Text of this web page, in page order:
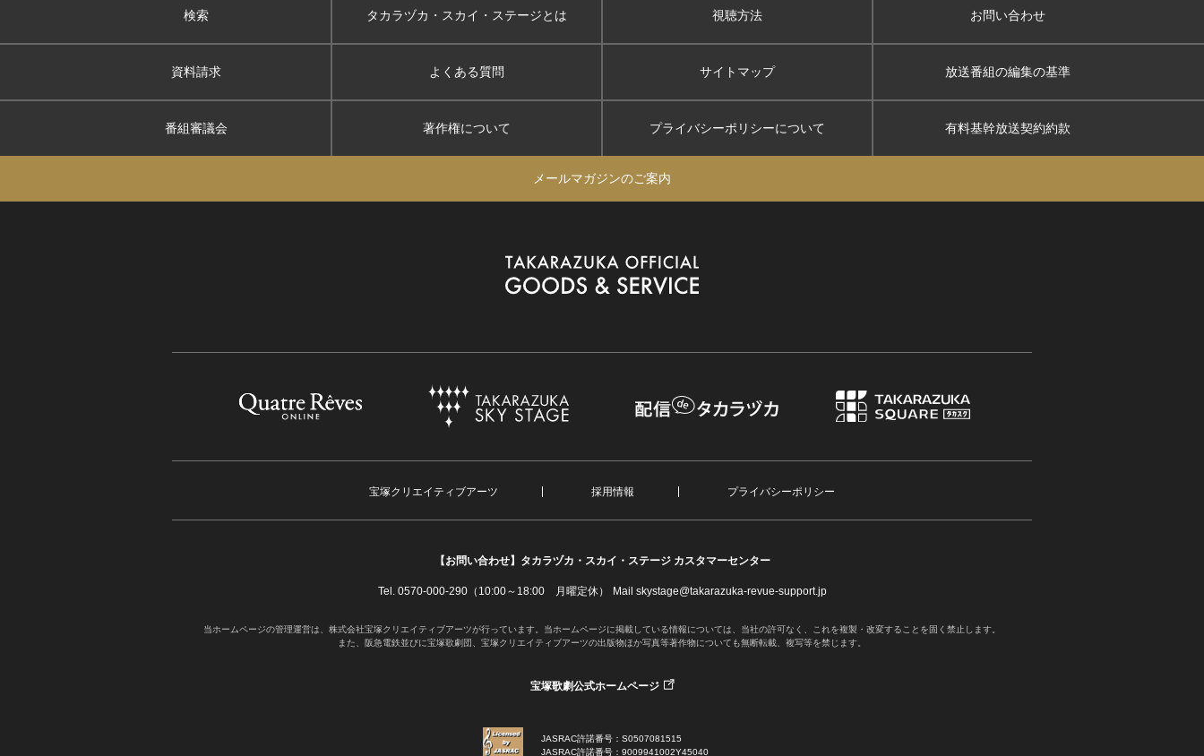
検索 タカラヅカ・スカイ ・ステージとは 視聴方法 お問い合わせ
資料請求 よくある質問 サイトマップ 放送番組の編集の基準
番組審議会 著作権について プライバシーポリシーについて 有料基幹放送契約約款
メールマガジンのご案内
宝塚クリエイティブアーツ 採用情報 プライバシーポリシー
【お問い合わせ】 タカラヅカ・スカイ・ステージ カスタマーセンター
Tel. 0570-000-290（10:00～18:00 月曜定休） Mail skystage@takarazuka-revue-support.jp
当ホームページの管理運営は、株式会社宝塚クリエイティブアーツが行っています。当ホームページに掲載している情報については、当社の許可なく、これを複製・改変することを固く禁止します。
また、阪急電鉄並びに宝塚歌劇団、宝塚クリエイティブアーツの出版物ほか写真等著作物についても無断転載、複写等を禁じます。
宝塚歌劇公式ホームページ
JASRAC許諾番号：S0507081515
JASRAC許諾番号：9009941002Y45040